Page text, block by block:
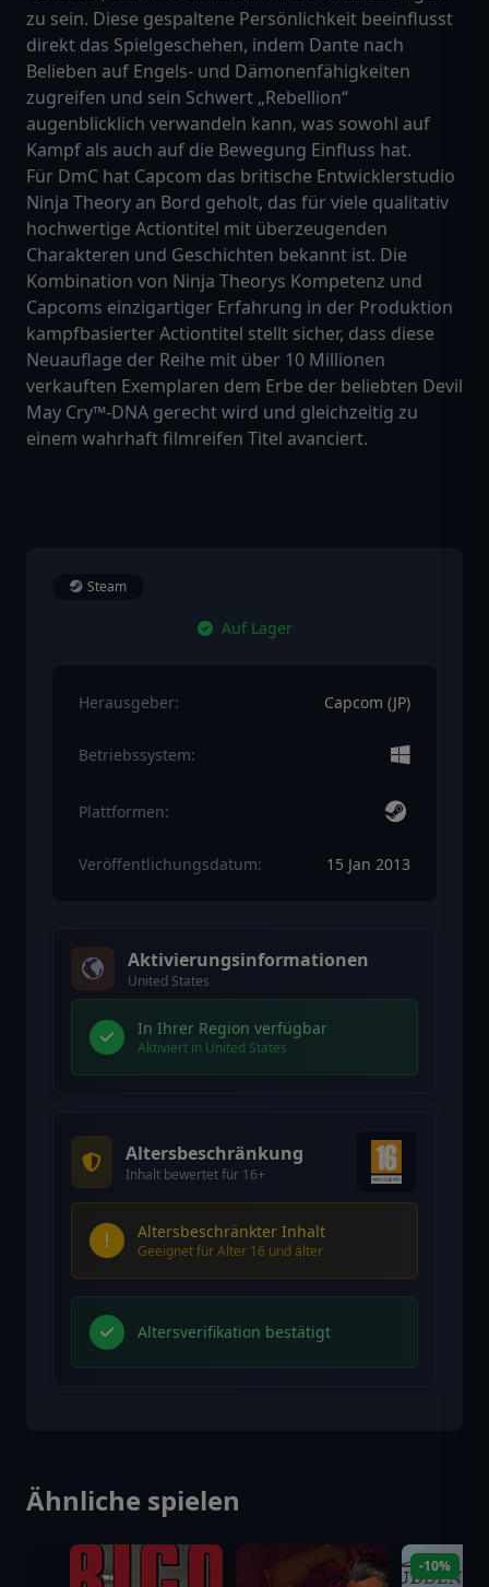
zu sein. Diese gespaltene Persönlichkeit beeinflusst
direkt das Spielgeschehen, indem Dante nach
Belieben auf Engels- und Dämonenfähigkeiten
zugreifen und sein Schwert „Rebellion“
augenblicklich verwandeln kann, was sowohl auf
Kampf als auch auf die Bewegung Einfluss hat.
Für DmC hat Capcom das britische Entwicklerstudio
Ninja Theory an Bord geholt, das für viele qualitativ
hochwertige Actiontitel mit überzeugenden
Charakteren und Geschichten bekannt ist. Die
Kombination von Ninja Theorys Kompetenz und
Capcoms einzigartiger Erfahrung in der Produktion
kampfbasierter Actiontitel stellt sicher, dass diese
Neuauflage der Reihe mit über 10 Millionen
verkauften Exemplaren dem Erbe der beliebten Devil
May Cry™-DNA gerecht wird und gleichzeitig zu
einem wahrhaft filmreifen Titel avanciert.
Steam
Auf Lager
Herausgeber: Capcom (JP)
Betriebssystem:
Plattformen:
Veröffentlichungsdatum: 15 Jan 2013
Aktivierungsinformationen
United States
In Ihrer Region verfügbar
Aktiviert in United States
Altersbeschränkung
Inhalt bewertet für 16+
Altersbeschränkter Inhalt
Geeignet für Alter 16 und älter
Altersverifikation bestätigt
Ähnliche spielen
-10%